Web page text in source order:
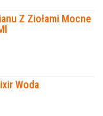
Z Ziołami Mocne
Woda